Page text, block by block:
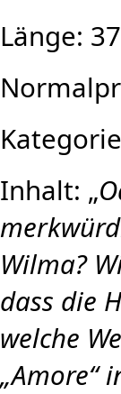
Länge:
Inhalt: „
Wilma?
dass die
welche
„Amore“